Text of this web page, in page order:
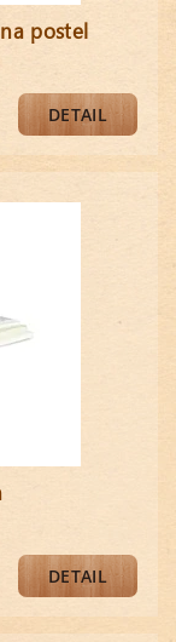
postel
DETAIL
DETAIL